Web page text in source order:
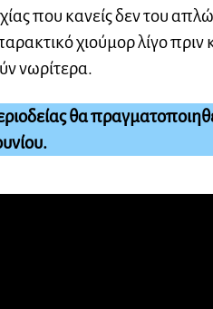
που κανείς δεν του
χιούμορ λίγο πριν
νωρίτερα.
θα